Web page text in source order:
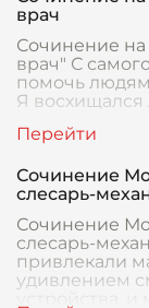
врач
Сочинение
врач" С
помочь
Я восхищался
Сочинение
слесарь-
Сочинение
слесарь-
привлекали
удивлением